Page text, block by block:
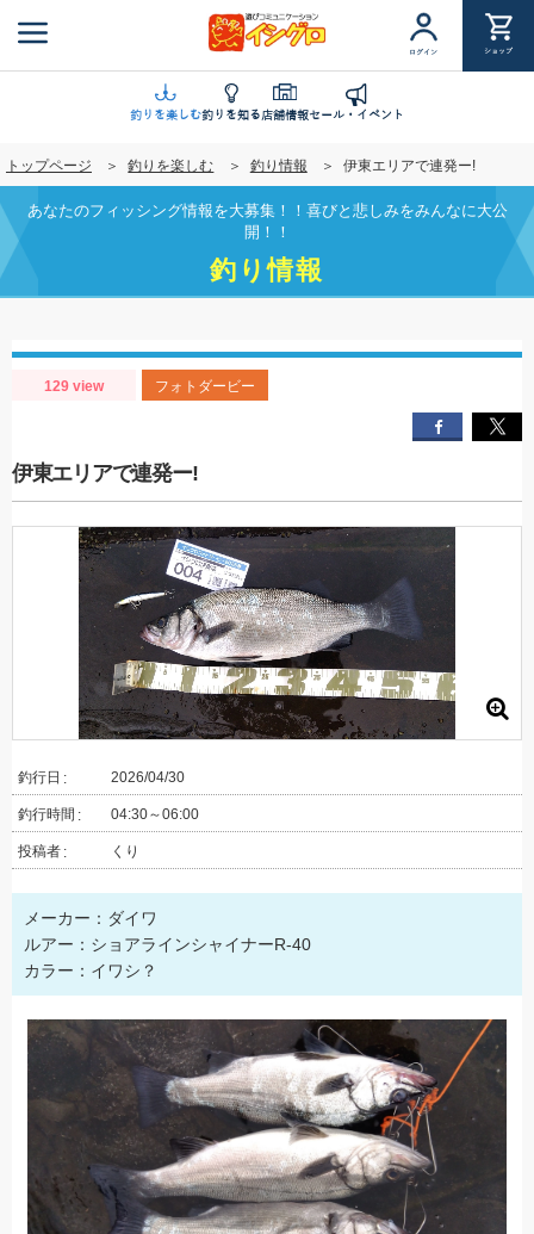
ン
に
移
動
ログイン ショップ
釣りを楽しむ釣りを知る店舗情報セール・イベント
トップページ 釣りを楽しむ 釣り情報 伊東エリアで連発ー!
あなたのフィッシング情報を大募集！！喜びと悲しみをみんなに大公
開！！
釣り情報
129 view フォトダービー
伊東エリアで連発ー!
釣行日 2026/04/30
釣行時間 04:30～06:00
投稿者 くり
メーカー：ダイワ
ルアー：ショアラインシャイナーR-40
カラー：イワシ？